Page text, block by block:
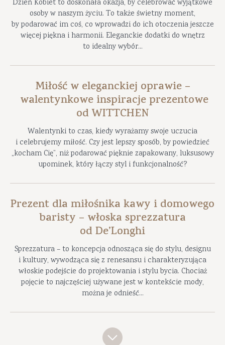
Dzień Kobiet to doskonała okazja, by celebrować wyjątkowe
osoby w naszym życiu. To także świetny moment,
by podarować im coś, co wprowadzi do ich otoczenia jeszcze
więcej piękna i harmonii. Eleganckie dodatki do wnętrz
to idealny wybór...
Miłość w eleganckiej oprawie –
walentynkowe inspiracje prezentowe
od WITTCHEN
Walentynki to czas, kiedy wyrażamy swoje uczucia
i celebrujemy miłość. Czy jest lepszy sposób, by powiedzieć
„kocham Cię”, niż podarować pięknie zapakowany, luksusowy
upominek, który łączy styl i funkcjonalność?
Prezent dla miłośnika kawy i domowego
baristy – włoska sprezzatura
od De’Longhi
Sprezzatura – to koncepcja odnosząca się do stylu, designu
i kultury, wywodząca się z renesansu i charakteryzująca
włoskie podejście do projektowania i stylu bycia. Chociaż
pojęcie to najczęściej używane jest w kontekście mody,
można je odnieść...